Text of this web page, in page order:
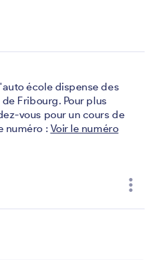
école dispense des
Fribourg. Pour plus
vous pour un cours de
numéro : Voir le numéro
more_vert